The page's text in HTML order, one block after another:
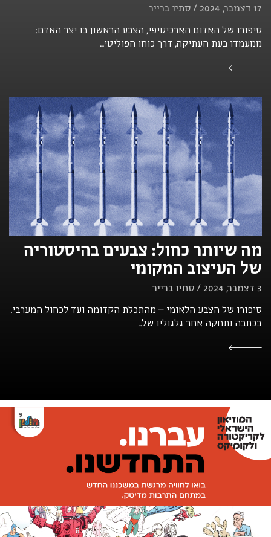
17 דצמבר, 2024 / סתיו ברייר
סיפורו של האדום הארכיטיפי, הצבע הראשון בו יצר האדם:
ממעמדו בעת העתיקה, דרך כוחו הפוליטי...
מה שיותר כחול: צבעים בהיסטוריה
של העיצוב המקומי
3 דצמבר, 2024 / סתיו ברייר
סיפורו של הצבע הלאומי – מהתכלת הקדומה ועד לכחול המערבי.
בכתבה נתחקה אחר גלגוליו של...